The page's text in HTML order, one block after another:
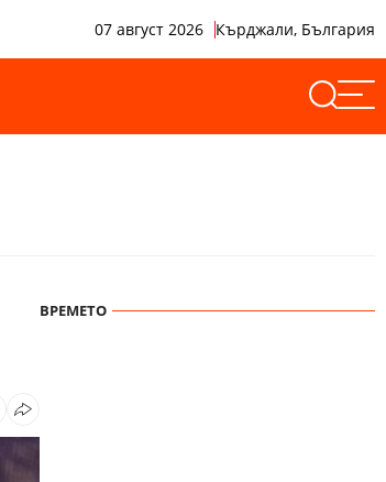
07 август 2026 Кърджали, България
ВРЕМЕТО